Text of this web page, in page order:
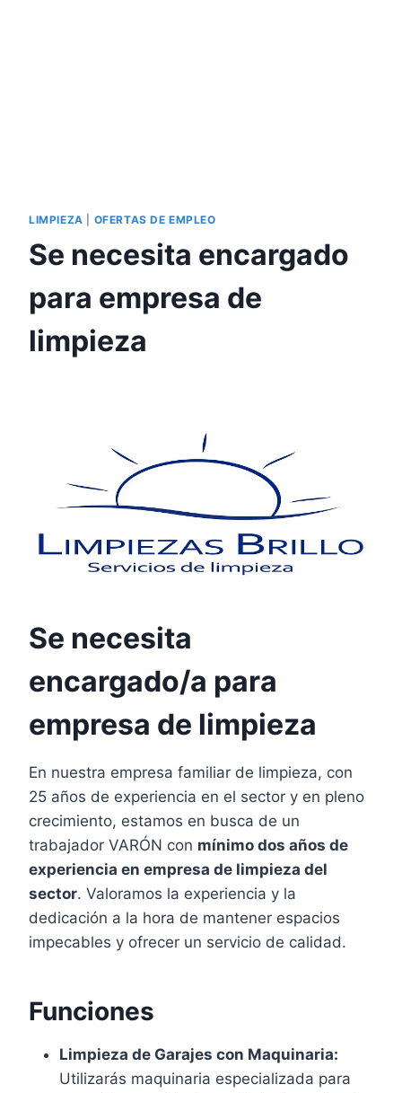
LIMPIEZA OFERTAS DE EMPLEO
Se necesita encargado
para empresa de
limpieza
Se necesita
encargado/a para
empresa de limpieza
En nuestra empresa familiar de limpieza, con
25 años de experiencia en el sector y en pleno
crecimiento, estamos en busca de un
trabajador VARÓN con mínimo dos años de
experiencia en empresa de limpieza del
sector. Valoramos la experiencia y la
dedicación a la hora de mantener espacios
impecables y ofrecer un servicio de calidad.
Funciones
Limpieza de Garajes con Maquinaria:
Utilizarás maquinaria especializada para